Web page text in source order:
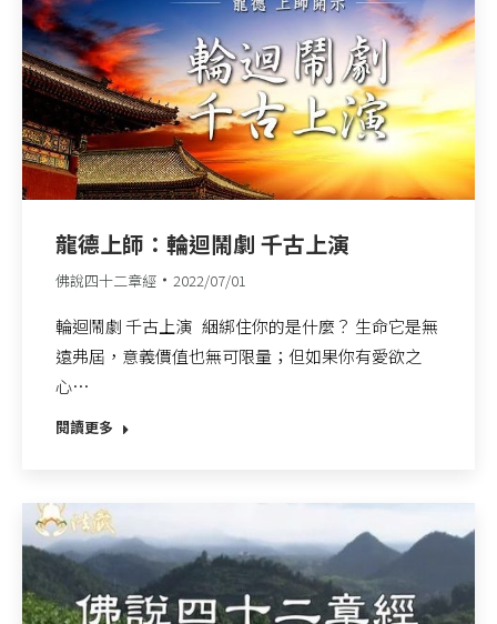
龍德上師：輪迴鬧劇 千古上演
佛說四十二章經 2022/07/01
輪迴鬧劇 千古上演 綑綁住你的是什麼？ 生命它是無
遠弗屆，意義價值也無可限量；但如果你有愛欲之
心…
閱讀更多